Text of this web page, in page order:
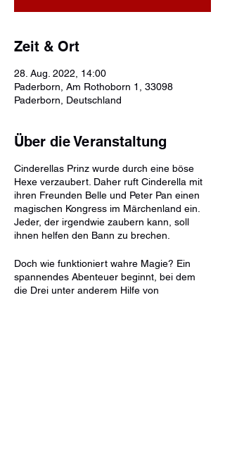
Zeit & Ort
28. Aug. 2022, 14:00
Paderborn, Am Rothoborn 1, 33098
Paderborn, Deutschland
Über die Veranstaltung
Cinderellas Prinz wurde durch eine böse
Hexe verzaubert. Daher ruft Cinderella mit
ihren Freunden Belle und Peter Pan einen
magischen Kongress im Märchenland ein.
Jeder, der irgendwie zaubern kann, soll
ihnen helfen den Bann zu brechen.
Doch wie funktioniert wahre Magie? Ein
spannendes Abenteuer beginnt, bei dem
die Drei unter anderem Hilfe von